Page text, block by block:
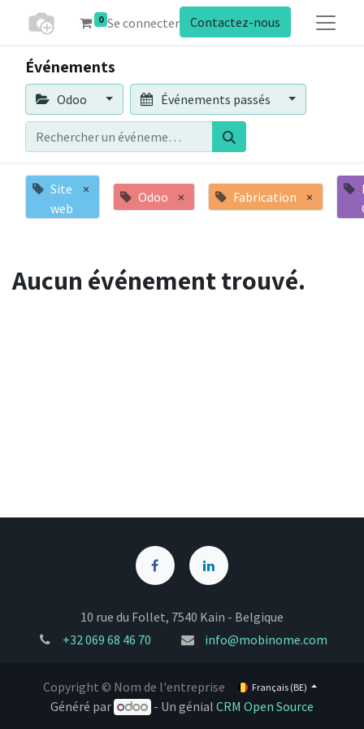
0 Se connecter Contactez-nous
Événements
Odoo Événements passés
Site
web
× Odoo × Fabrication ×
Aucun événement trouvé.
10 rue du Follet, 7540 Kain - Belgique
+32 069 68 46 70 info@mobinome.com
Copyright © Nom de l'entreprise Français (BE)
Généré par - Un génialCRM Open Source